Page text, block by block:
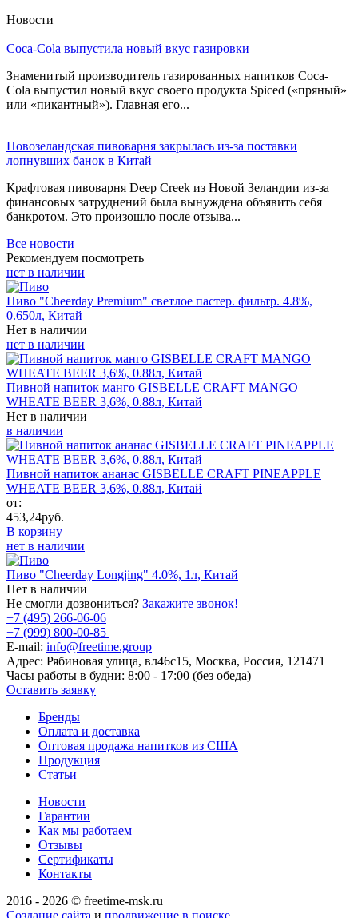
Новости
Coca-Cola выпустила новый вкус газировки
Знаменитый производитель газированных напитков Coca-
Cola выпустил новый вкус своего продукта Spiced («пряный»
или «пикантный»). Главная его...
Новозеландская пивоварня закрылась из-за поставки
лопнувших банок в Китай
Крафтовая пивоварня Deep Creek из Новой Зеландии из-за
финансовых затруднений была вынуждена объявить себя
банкротом. Это произошло после отзыва...
Все новости
Рекомендуем посмотреть
нет в наличии
Пиво "Cheerday Premium" светлое пастер. фильтр. 4.8%,
0.650л, Китай
Нет в наличии
нет в наличии
Пивной напиток манго GISBELLE CRAFT MANGO
WHEATE BEER 3,6%, 0.88л, Китай
Нет в наличии
в наличии
Пивной напиток ананас GISBELLE CRAFT PINEAPPLE
WHEATE BEER 3,6%, 0.88л, Китай
от:
453,24руб.
В корзину
нет в наличии
Пиво "Cheerday Longjing" 4.0%, 1л, Китай
Нет в наличии
Не смогли дозвониться? Закажите звонок!
+7 (495) 266-06-06
+7 (999) 800-00-85
E-mail: info@freetime.group
Адрес: Рябиновая улица, вл46с15, Москва, Россия, 121471
Часы работы в будни: 8:00 - 17:00 (без обеда)
Оставить заявку
Бренды
Оплата и доставка
Оптовая продажа напитков из США
Продукция
Статьи
Новости
Гарантии
Как мы работаем
Отзывы
Сертификаты
Контакты
2016 - 2026 © freetime-msk.ru
Создание сайта и продвижение в поиске